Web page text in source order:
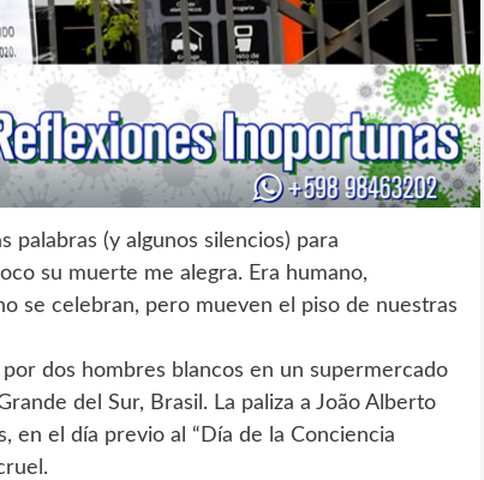
palabras (y algunos silencios) para
su muerte me alegra. Era humano,
se celebran, pero mueven el piso de nuestras
dos hombres blancos en un supermercado
del Sur, Brasil. La paliza a João Alberto
en el día previo al “Día de la Conciencia